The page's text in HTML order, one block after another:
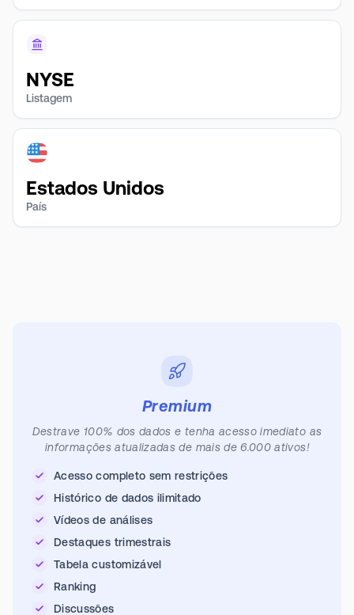
NYSE
Listagem
Estados Unidos
País
Premium
Destrave 100% dos dados e tenha acesso imediato as
informações atualizadas de mais de 6.000 ativos!
Acesso completo sem restrições
Histórico de dados ilimitado
Vídeos de análises
Destaques trimestrais
Tabela customizável
Ranking
Discussões